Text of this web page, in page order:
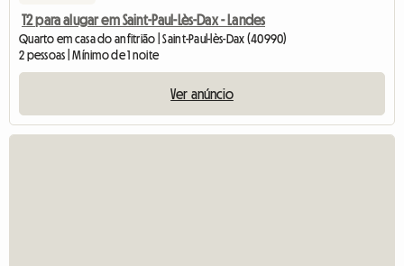
T2 para alugar em Saint-Paul-Lès-Dax - Landes
Quarto em casa do anfitrião | Saint-Paul-lès-Dax (40990)
2 pessoas | Mínimo de 1 noite
Ver anúncio